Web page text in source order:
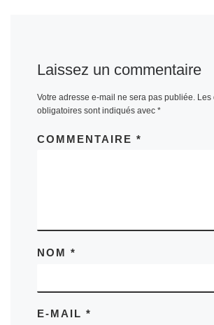
Laissez un commentaire
Votre adresse e-mail ne sera pas publiée. Les
obligatoires sont indiqués avec *
COMMENTAIRE *
NOM *
E-MAIL *